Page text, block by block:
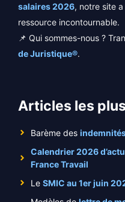
salaires 2026, notre site
ressource incontournable.
📌 Qui sommes-nous ?
de Juristique®.
Articles les
Barème des
Calendrier 2026
France Travail
Le SMIC au 1er juin